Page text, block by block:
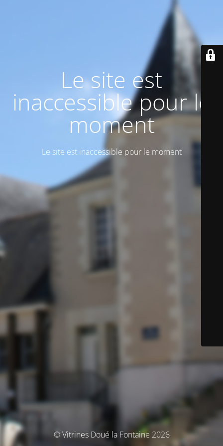
Le site est
inaccessible pour le
moment
Le site est inaccessible pour le moment
© Vitrines Doué la Fontaine 2026